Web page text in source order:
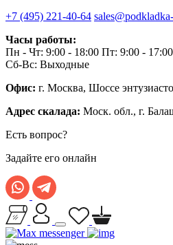
+7 (495) 221-40-64
Часы работы:
Пн - Чт: 9:00 - 18:00 Пт: 9:00 - 17:00
Сб-Вс: Выходные
Офис: г. Москва, Шоссе
Адрес скалада: Моск. обл., г.
Есть вопрос?
Задайте его онлайн